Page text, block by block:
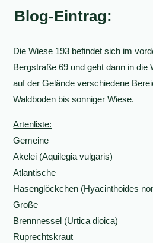
Blog-Eintrag:
Die Wiese 193 befindet sich im
Bergstraße 69 und geht dann in die
auf der Gelände verschiedene
Waldboden bis sonniger Wiese.
Artenliste:
Gemeine
Akelei (Aquilegia vulgaris)
Atlantische
Hasenglöckchen (Hyacinthoides
Große
Brennnessel (Urtica dioica)
Ruprechtskraut